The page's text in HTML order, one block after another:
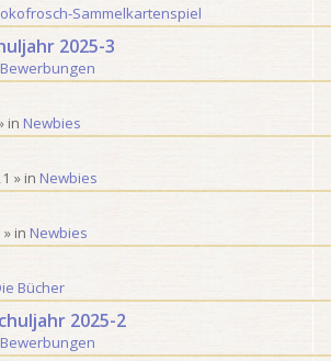
Sammelkartenspiel
2025-3
Bewerbungen
in Newbies
» in Newbies
» in Newbies
Bücher
2025-2
Bewerbungen